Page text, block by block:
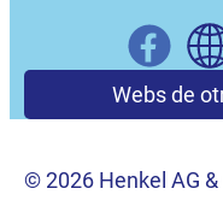
Webs de
© 2026 Henkel AG &